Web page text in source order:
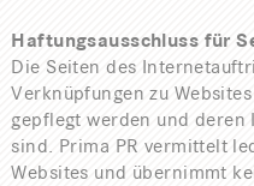
Haftungsausschluss für
Die Seiten des
Verknüpfungen zu
gepflegt werden und
sind. Prima PR vermittelt
Websites und übernimmt